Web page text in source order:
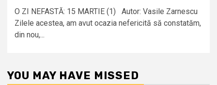
O ZI NEFASTĂ: 15 MARTIE (1) Autor: Vasile Zarnescu
Zilele acestea, am avut ocazia nefericită să constatăm,
din nou,...
YOU MAY HAVE MISSED